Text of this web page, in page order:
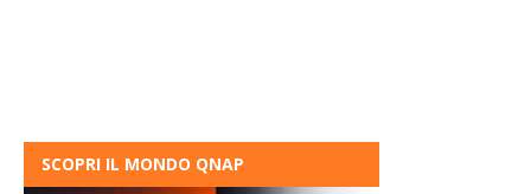
SCOPRI IL MONDO QNAP